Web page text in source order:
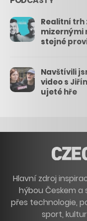
Realitní
mizernými
stejné
Navštívili
video s
ujeté hře
Hlavní zdroj
hýbou Českem
přes technologie,
sport,